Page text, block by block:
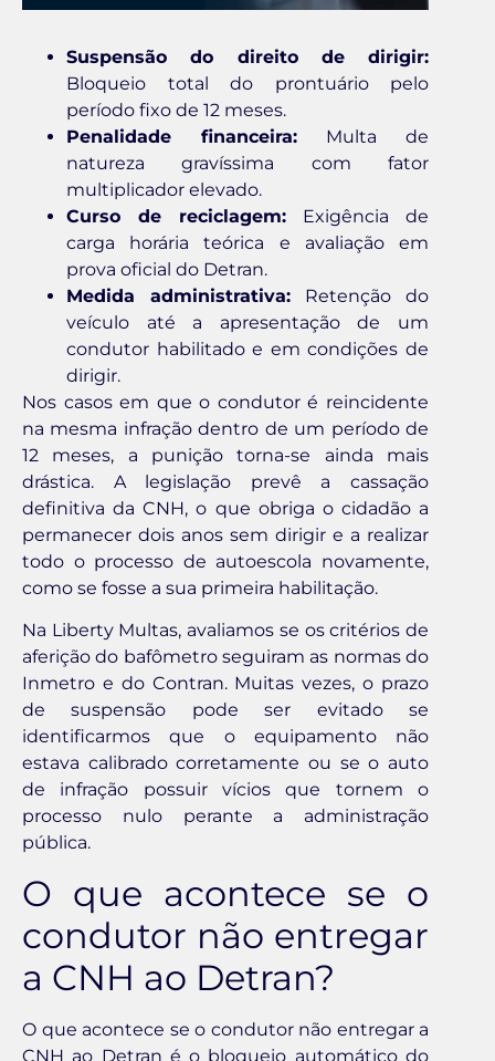
Suspensão do direito de dirigir:
Bloqueio total do prontuário pelo
período fixo de 12 meses.
Penalidade financeira: Multa de
natureza gravíssima com fator
multiplicador elevado.
Curso de reciclagem: Exigência de
carga horária teórica e avaliação em
prova oficial do Detran.
Medida administrativa: Retenção do
veículo até a apresentação de um
condutor habilitado e em condições de
dirigir.
Nos casos em que o condutor é reincidente
na mesma infração dentro de um período de
12 meses, a punição torna-se ainda mais
drástica. A legislação prevê a cassação
definitiva da CNH, o que obriga o cidadão a
permanecer dois anos sem dirigir e a realizar
todo o processo de autoescola novamente,
como se fosse a sua primeira habilitação.
Na Liberty Multas, avaliamos se os critérios de
aferição do bafômetro seguiram as normas do
Inmetro e do Contran. Muitas vezes, o prazo
de suspensão pode ser evitado se
identificarmos que o equipamento não
estava calibrado corretamente ou se o auto
de infração possuir vícios que tornem o
processo nulo perante a administração
pública.
O que acontece se o
condutor não entregar
a CNH ao Detran?
O que acontece se o condutor não entregar a
CNH ao Detran é o bloqueio automático do